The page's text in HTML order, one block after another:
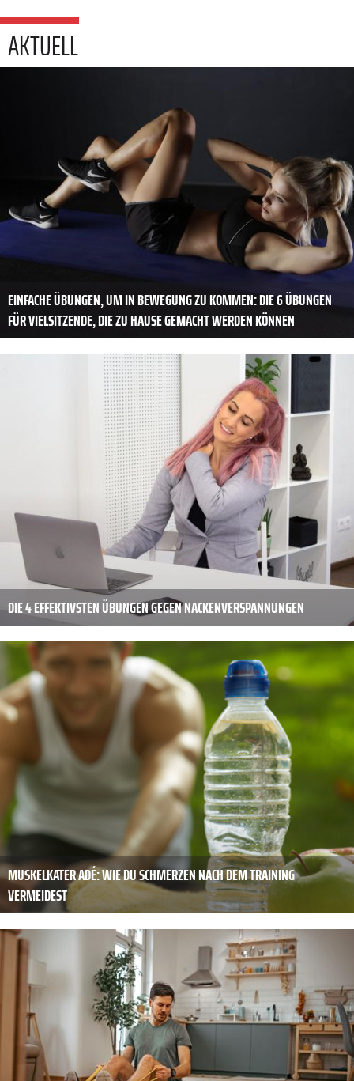
AKTUELL
EINFACHE ÜBUNGEN, UM IN BEWEGUNG ZU KOMMEN: DIE 6 ÜBUNGEN
FÜR VIELSITZENDE, DIE ZU HAUSE GEMACHT WERDEN KÖNNEN
DIE 4 EFFEKTIVSTEN ÜBUNGEN GEGEN NACKENVERSPANNUNGEN
MUSKELKATER ADÉ: WIE DU SCHMERZEN NACH DEM TRAINING
VERMEIDEST